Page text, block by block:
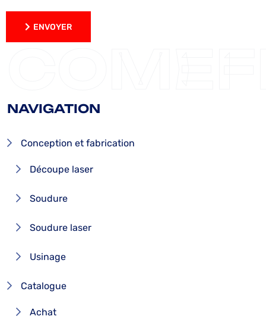
ENVOYER
NAVIGATION
Conception et fabrication
Découpe laser
Soudure
Soudure laser
Usinage
Catalogue
Achat